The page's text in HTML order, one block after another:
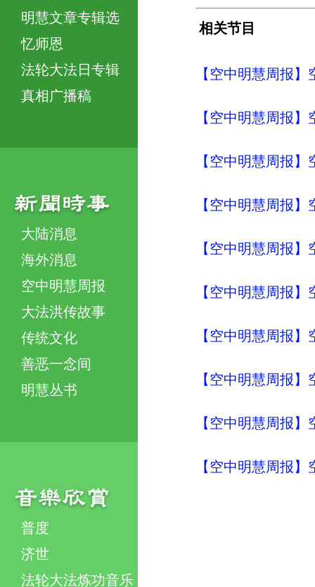
明慧文章专辑选
忆师恩
法轮大法日专辑
真相广播稿
大陆消息
海外消息
空中明慧周报
大法洪传故事
传统文化
善恶一念间
明慧丛书
普度
济世
法轮大法炼功音乐
相关节目
【空中明慧周报
【空中明慧周报
【空中明慧周报
【空中明慧周报
【空中明慧周报
【空中明慧周报
【空中明慧周报
【空中明慧周报
【空中明慧周报
【空中明慧周报